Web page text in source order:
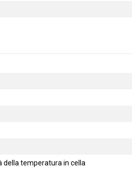
temperatura in cella